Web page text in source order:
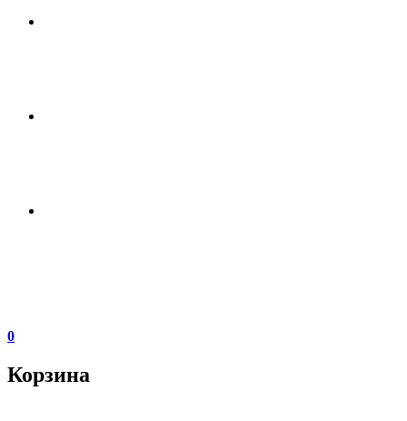
0
Корзина